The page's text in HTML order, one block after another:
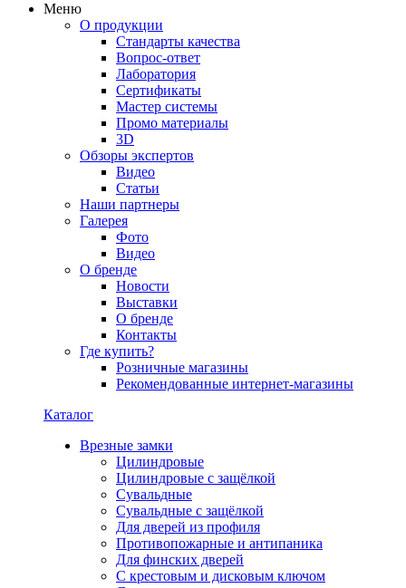
Меню
О продукции
Стандарты качества
Вопрос-ответ
Лаборатория
Сертификаты
Мастер системы
Промо материалы
3D
Обзоры экспертов
Видео
Статьи
Наши партнеры
Галерея
Фото
Видео
О бренде
Новости
Выставки
О бренде
Контакты
Где купить?
Розничные магазины
Рекомендованные интернет-магазины
Каталог
Врезные замки
Цилиндровые
Цилиндровые с защёлкой
Сувальдные
Сувальдные с защёлкой
Для дверей из профиля
Противопожарные и антипаника
Для финских дверей
С крестовым и дисковым ключом